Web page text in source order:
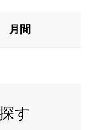
月間
す